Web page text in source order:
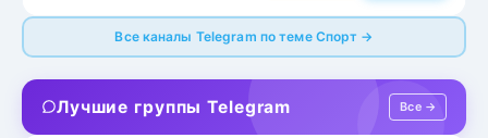
Все каналы Telegram по теме Спорт →
Лучшие группы Telegram Все →